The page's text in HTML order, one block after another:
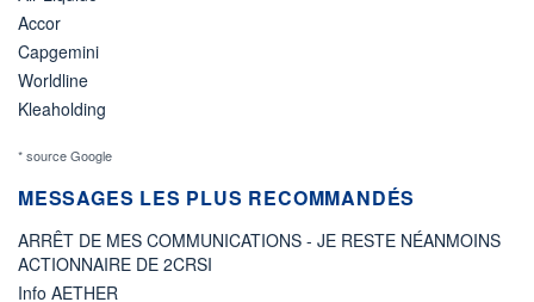
Accor
Capgemini
Worldline
Kleaholding
* source Google
MESSAGES LES PLUS RECOMMANDÉS
ARRÊT DE MES COMMUNICATIONS - JE RESTE NÉANMOINS
ACTIONNAIRE DE 2CRSI
Info AETHER